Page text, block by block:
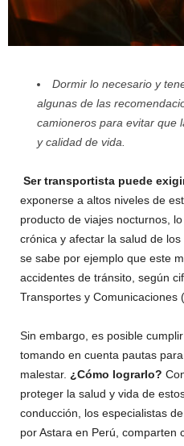
Dormir lo necesario y
algunas de las
camioneros para evitar que
y calidad de vida.
Ser transportista puede
exponerse a altos niveles de
producto de viajes nocturnos,
crónica y afectar la salud de
se sabe por ejemplo que este
accidentes de tránsito, según
Transportes y Comunicaciones
Sin embargo, es posible
tomando en cuenta pautas
malestar. ¿Cómo lograrlo?
proteger la salud y vida de
conducción, los especialistas de
por Astara en Perú, comparten